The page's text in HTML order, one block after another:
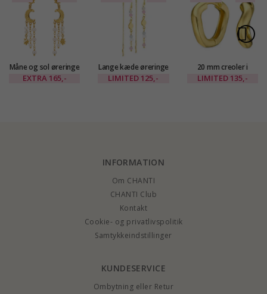
Måne og sol øreringe
i forgyldt messing -
EXTRA 165,-
Lange kæde øreringe
i forgyldt messing -
LIMITED 125,-
20 mm creoler i
forgyldt messing -
LIMITED 135,-
INFORMATION
Om CHANTI
CHANTI Club
Kontakt
Cookie- og privatlivspolitik
Samtykkeindstillinger
KUNDESERVICE
Ombytning eller Retur